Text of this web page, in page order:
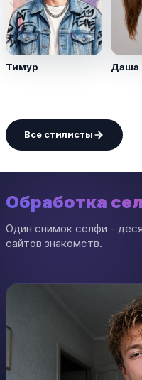
Тимур Даша
Все стилисты
Обработка
Один снимок селфи -
сайтов знакомств.